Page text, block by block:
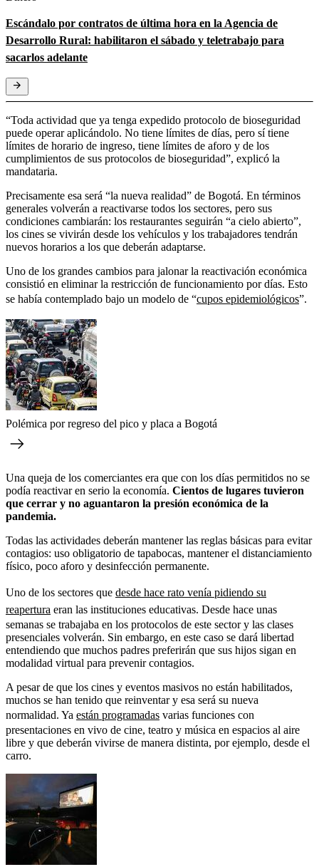
Escándalo por contratos de última hora en la Agencia de
Desarrollo Rural: habilitaron el sábado y teletrabajo para
sacarlos adelante
“Toda actividad que ya tenga expedido protocolo de bioseguridad
puede operar aplicándolo. No tiene límites de días, pero sí tiene
límites de horario de ingreso, tiene límites de aforo y de los
cumplimientos de sus protocolos de bioseguridad”, explicó la
mandataria.
Precisamente esa será “la nueva realidad” de Bogotá. En términos
generales volverán a reactivarse todos los sectores, pero sus
condiciones cambiarán: los restaurantes seguirán “a cielo abierto”,
los cines se vivirán desde los vehículos y los trabajadores tendrán
nuevos horarios a los que deberán adaptarse.
Uno de los grandes cambios para jalonar la reactivación económica
consistió en eliminar la restricción de funcionamiento por días. Esto
se había contemplado bajo un modelo de “cupos epidemiológicos”.
Polémica por regreso del pico y placa a Bogotá
Una queja de los comerciantes era que con los días permitidos no se
podía reactivar en serio la economía. Cientos de lugares tuvieron
que cerrar y no aguantaron la presión económica de la
pandemia.
Todas las actividades deberán mantener las reglas básicas para evitar
contagios: uso obligatorio de tapabocas, mantener el distanciamiento
físico, poco aforo y desinfección permanente.
Uno de los sectores que desde hace rato venía pidiendo su
reapertura eran las instituciones educativas. Desde hace unas
semanas se trabajaba en los protocolos de este sector y las clases
presenciales volverán. Sin embargo, en este caso se dará libertad
entendiendo que muchos padres preferirán que sus hijos sigan en
modalidad virtual para prevenir contagios.
A pesar de que los cines y eventos masivos no están habilitados,
muchos se han tenido que reinventar y esa será su nueva
normalidad. Ya están programadas varias funciones con
presentaciones en vivo de cine, teatro y música en espacios al aire
libre y que deberán vivirse de manera distinta, por ejemplo, desde el
carro.